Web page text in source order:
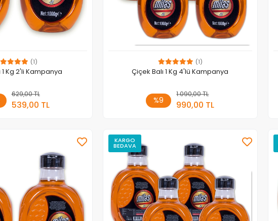
(1)
1 Kg 2'li Kampanya
629,00 TL
539,00 TL
Sepete Ekle
(1)
Çiçek Balı 1 Kg 4'lü Kampanya
%9
1.090,00 TL
990,00 TL
Sepete Ekle
KARGO
BEDAVA